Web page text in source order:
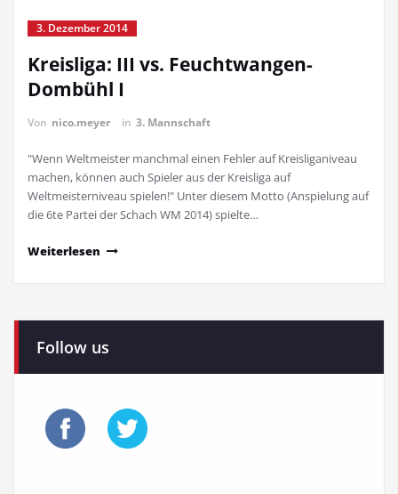
3. Dezember 2014
Kreisliga: III vs. Feuchtwangen-
Dombühl I
Von nico.meyer in 3. Mannschaft
"Wenn Weltmeister manchmal einen Fehler auf Kreisliganiveau
machen, können auch Spieler aus der Kreisliga auf
Weltmeisterniveau spielen!" Unter diesem Motto (Anspielung auf
die 6te Partei der Schach WM 2014) spielte…
Weiterlesen
Follow us